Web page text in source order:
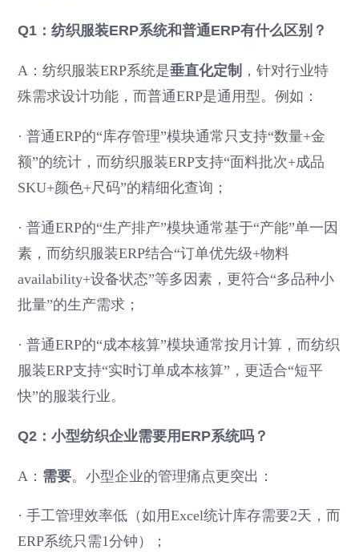
Q1：纺织服装ERP系统和普通ERP有什么区别？
A：纺织服装ERP系统是垂直化定制 ，针对行业特
殊需求设计功能，而普通ERP是通用型。例如：
·普通ERP的“库存管理”模块通常只支持“数量+金
额”的统计，而纺织服装ERP支持“面料批次+成品
SKU+颜色+尺码”的精细化查询；
·普通ERP的“生产排产”模块通常基于“产能”单一因
素，而纺织服装ERP结合“订单优先级+物料
availability+设备状态”等多因素，更符合“多品种小
批量”的生产需求；
·普通ERP的“成本核算”模块通常按月计算，而纺织
服装ERP支持“实时订单成本核算”，更适合“短平
快”的服装行业。
Q2：小型纺织企业需要用ERP系统吗？
A： 需要。小型企业的管理痛点更突出：
·手工管理效率低（如用Excel统计库存需要2天，而
ERP系统只需1分钟）；